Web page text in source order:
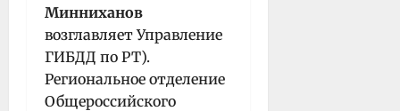
Минниханов
возглавляет Управление
ГИБДД по РТ).
Региональное отделение
Общероссийского